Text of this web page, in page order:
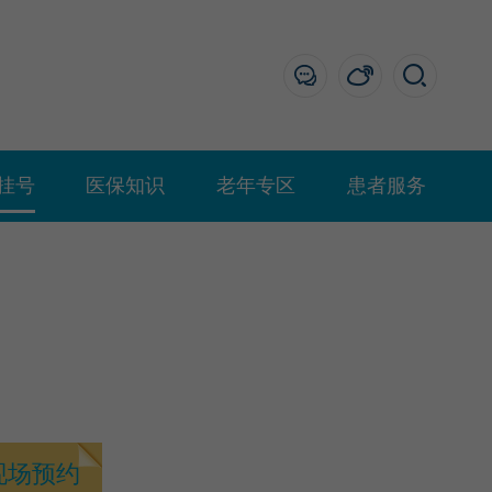
号 医保知识 老年专区 患者服务
场预约